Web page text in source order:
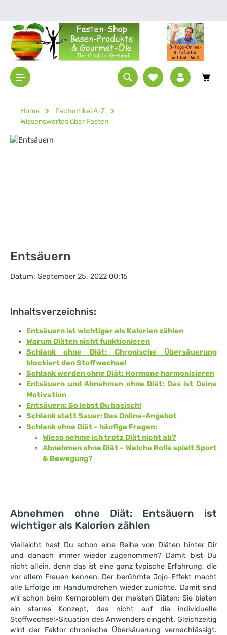
Home
Fachartikel A-Z
Wissenswertes über Fasten
Bildergalerie überspringen
Entsäuern
Datum: September 25, 2022 00:15
Inhaltsverzeichnis:
Entsäuern ist wichtiger als Kalorien zählen
Warum Diäten nicht funktionieren
Schlank ohne Diät: Chronische Übersäuerung
blockiert den Stoffwechsel
Schlank werden ohne Diät: Hormone harmonisieren
Entsäuern und Abnehmen ohne Diät: Das ist Deine
Motivation
Entsäuern: So lebst Du basisch!
Schlank statt Sauer: Das Online-Angebot
Schlank ohne Diät – häufige Fragen:
Wieso nehme ich trotz Diät nicht ab?
Abnehmen ohne Diät – Welche Rolle spielt Sport
& Bewegung?
Abnehmen ohne Diät: Entsäuern ist
wichtiger als Kalorien zählen
Vielleicht hast Du schon eine Reihe von Diäten hinter Dir
und danach immer wieder zugenommen? Damit bist Du
nicht allein, denn das ist eine ganz typische Erfahrung, die
vor allem Frauen kennen. Der berühmte Jojo-Effekt macht
alle Erfolge im Handumdrehen wieder zunichte. Damit sind
wir schon beim Kernproblem der meisten Diäten: Sie bieten
ein starres Konzept, das nicht auf die individuelle
Stoffwechsel-Situation des Anwenders eingeht. Gleichzeitig
wird der Faktor chronische Übersäuerung vernachlässigt.